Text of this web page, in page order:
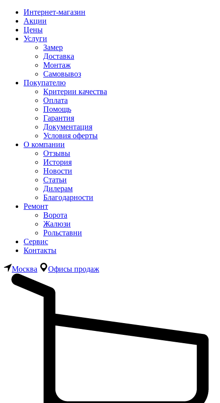
Интернет-магазин
Акции
Цены
Услуги
Замер
Доставка
Монтаж
Самовывоз
Покупателю
Критерии качества
Оплата
Помощь
Гарантия
Документация
Условия оферты
О компании
Отзывы
История
Новости
Статьи
Дилерам
Благодарности
Ремонт
Ворота
Жалюзи
Рольставни
Сервис
Контакты
Москва Офисы продаж